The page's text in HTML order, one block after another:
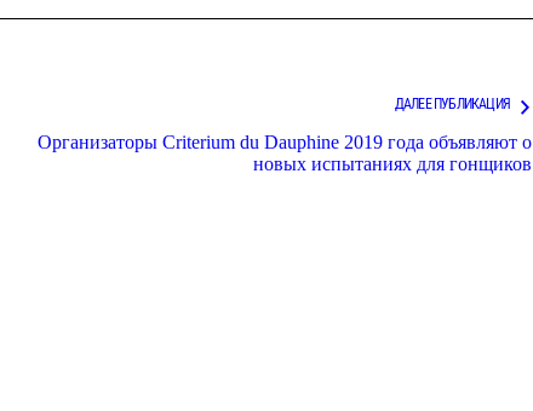
ДАЛЕЕ ПУБЛИКАЦИЯ
Организаторы Criterium du Dauphine 2019 года объявляют о
новых испытаниях для гонщиков